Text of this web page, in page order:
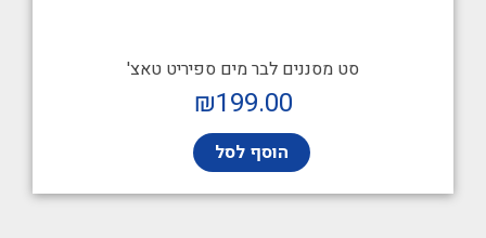
סט מסננים לבר מים ספיריט טאצ'
₪199.00
הוסף לסל